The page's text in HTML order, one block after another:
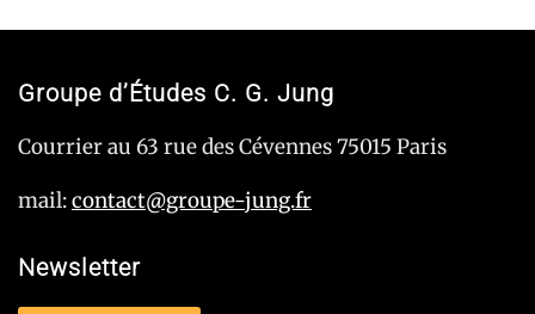
Groupe d’Études C. G. Jung
Courrier au 63 rue des Cévennes 75015 Paris
mail:contact@groupe-jung.fr
Newsletter